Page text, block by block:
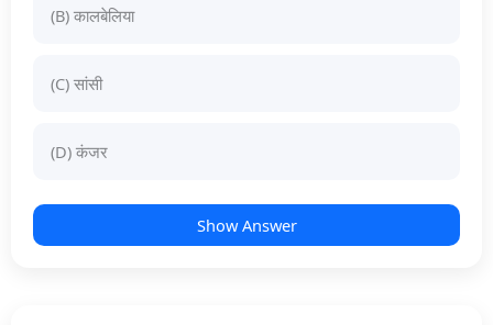
(B) कालबेलिया
(C) सांसी
(D) कंजर
Show Answer